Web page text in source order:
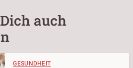
auch
GESUNDHEIT